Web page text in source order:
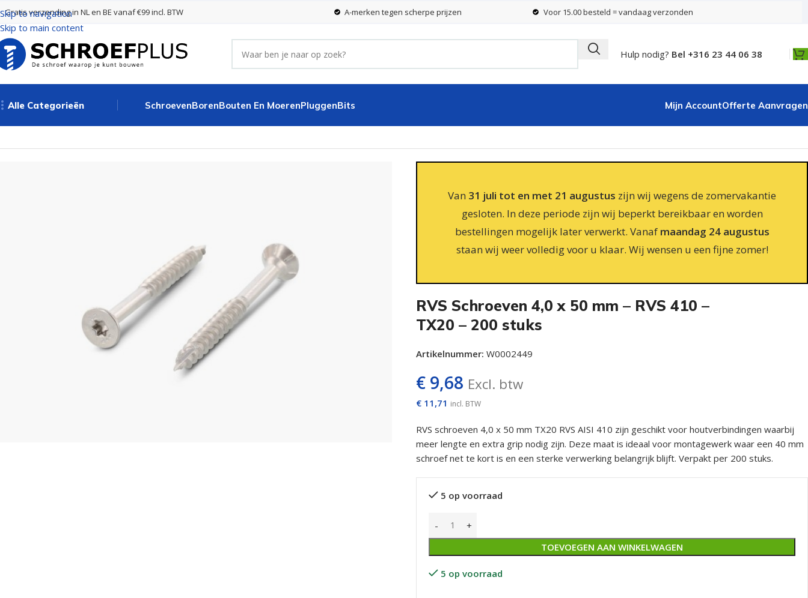
Skip to navigation
Skip to main content
Gratis verzending in NL en BE vanaf €99 incl. BTW A-merken tegen scherpe prijzen Voor 15.00 besteld = vandaag verzonden
Hulp nodig? Bel +316 23 44 06 38
Alle Categorieën SchroevenBorenBouten En MoerenPluggenBits Mijn AccountOfferte Aanvragen
Van 31 juli tot en met 21 augustus zijn wij wegens de zomervakantie
gesloten. In deze periode zijn wij beperkt bereikbaar en worden
bestellingen mogelijk later verwerkt. Vanaf maandag 24 augustus
staan wij weer volledig voor u klaar. Wij wensen u een fijne zomer!
RVS Schroeven 4,0 x 50 mm – RVS 410 –
TX20 – 200 stuks
Artikelnummer: W0002449
€ 9,68 Excl. btw
€ 11,71 incl. BTW
RVS schroeven 4,0 x 50 mm TX20 RVS AISI 410 zijn geschikt voor houtverbindingen waarbij
meer lengte en extra grip nodig zijn. Deze maat is ideaal voor montagewerk waar een 40 mm
schroef net te kort is en een sterke verwerking belangrijk blijft. Verpakt per 200 stuks.
5 op voorraad
TOEVOEGEN AAN WINKELWAGEN
5 op voorraad